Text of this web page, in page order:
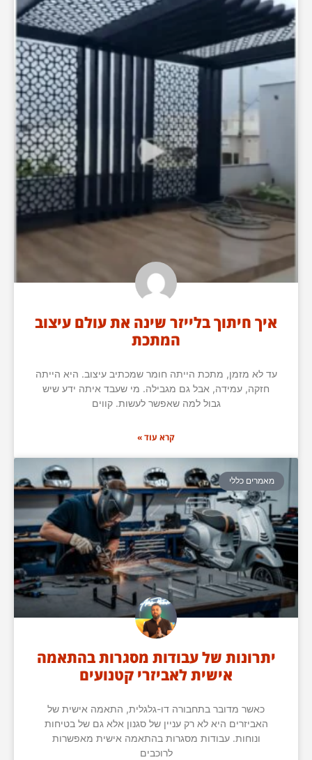
איך חיתוך בלייזר שינה את עולם עיצוב
המתכת
עד לא מזמן, מתכת הייתה חומר שמכתיב עיצוב. היא הייתה
חזקה, עמידה, אבל גם מגבילה. מי שעבד איתה ידע שיש
גבול למה שאפשר לעשות. קווים
קרא עוד »
מאמרים כללי
יתרונות של עבודות מסגרות בהתאמה
אישית לאביזרי קטנועים
כאשר מדובר בתחבורה דו-גלגלית, התאמה אישית של
האביזרים היא לא רק עניין של סגנון אלא גם של בטיחות
ונוחות. עבודות מסגרות בהתאמה אישית מאפשרות
לרוכבים